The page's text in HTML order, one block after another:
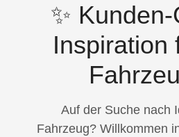
✨
Inspiration
Auf der Suche nach
Fahrzeug? Willkommen